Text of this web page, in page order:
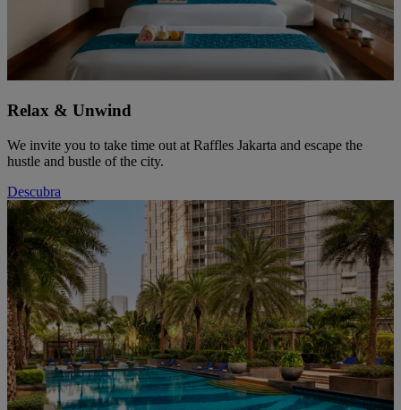
Relax & Unwind
We invite you to take time out at Raffles Jakarta and escape the
hustle and bustle of the city.
Descubra